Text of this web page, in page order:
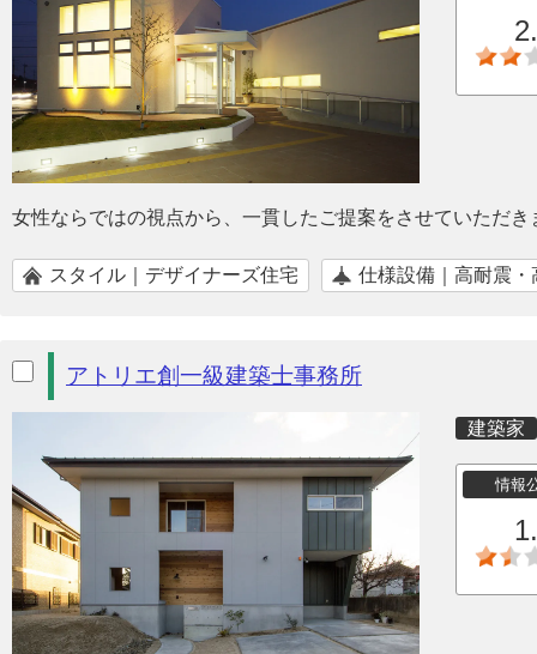
女性ならではの視点から、一貫したご提案をさせていただき
スタイル｜デザイナーズ住宅 仕様設備｜高耐震・
アトリエ創一級建築士事務所
建築家
情報